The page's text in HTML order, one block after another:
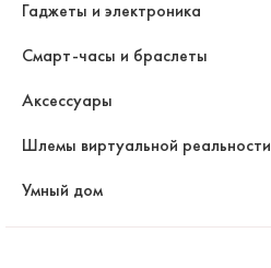
Гаджеты и электроника
Смарт-часы и браслеты
Аксессуары
Шлемы виртуальной реальности
Умный дом